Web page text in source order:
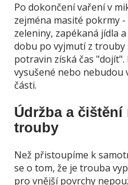
Po dokončení vaření v
zejména masité pokrmy -
zeleniny, zapékaná jídla
dobu po vyjmutí z trouby
potravin získá čas
vysušené nebo nebudou
části.
Údržba a
trouby
Než přistoupíme k
se o tom, že je trouba
pro vnější povrchy